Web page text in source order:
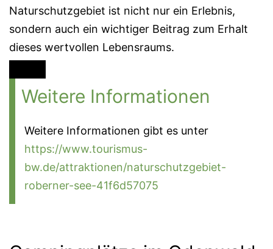
Naturschutzgebiet ist nicht nur ein Erlebnis,
sondern auch ein wichtiger Beitrag zum Erhalt
dieses wertvollen Lebensraums.
Weitere Informationen
Weitere Informationen gibt es unter
https://www.tourismus-
bw.de/attraktionen/naturschutzgebiet-
roberner-see-41f6d57075